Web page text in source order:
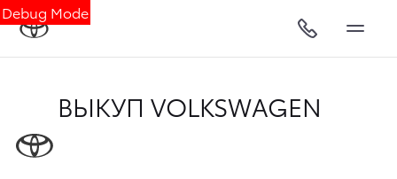
Debug Mode
ВЫКУП VOLKSWAGEN